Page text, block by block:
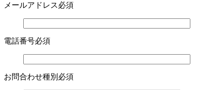
メールアドレス必須
電話番号必須
お問合わせ種別 必須